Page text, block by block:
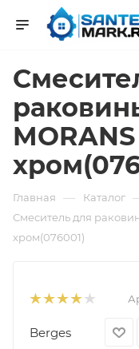
Главная — Каталог
Смеситель для
хром(076001)
Berges